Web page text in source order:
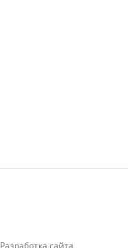
Разработка сайта